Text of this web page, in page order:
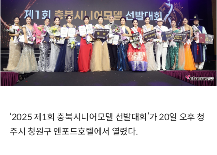
‘2025 제1회 충북시니어모델 선발대회’가 20일 오후 청
주시 청원구 엔포드호텔에서 열렸다.